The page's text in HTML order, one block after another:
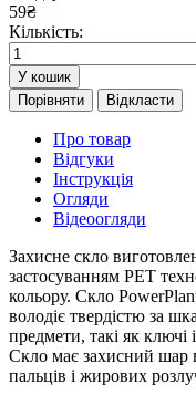
59₴
Кількість:
У кошик
Порівняти
Відкласти
Про товар
Відгуки
Інструкція
Огляди
Відеоогляди
Захисне скло
застосуванням PET
кольору. Скло
володіє твердістю за
предмети, такі як
Скло має захисний шар
пальців і жирових